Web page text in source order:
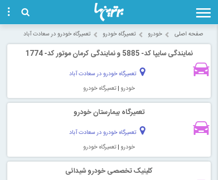
صفحه اصلی خودرو تعمیرگاه خودرو تعمیرگاه خودرو در سعادت آباد
نمایندگی سایپا کد- 5885 و نمایندگی کرمان موتور کد- 1774
تعمیرگاه خودرو در سعادت آباد
خودرو |تعمیرگاه خودرو
تعمیرگاه بیمارستان خودرو
تعمیرگاه خودرو در سعادت آباد
خودرو |تعمیرگاه خودرو
کلینیک تخصصی خودرو شیدائی